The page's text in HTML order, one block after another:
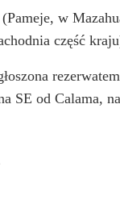
w
część
SE od Calama,